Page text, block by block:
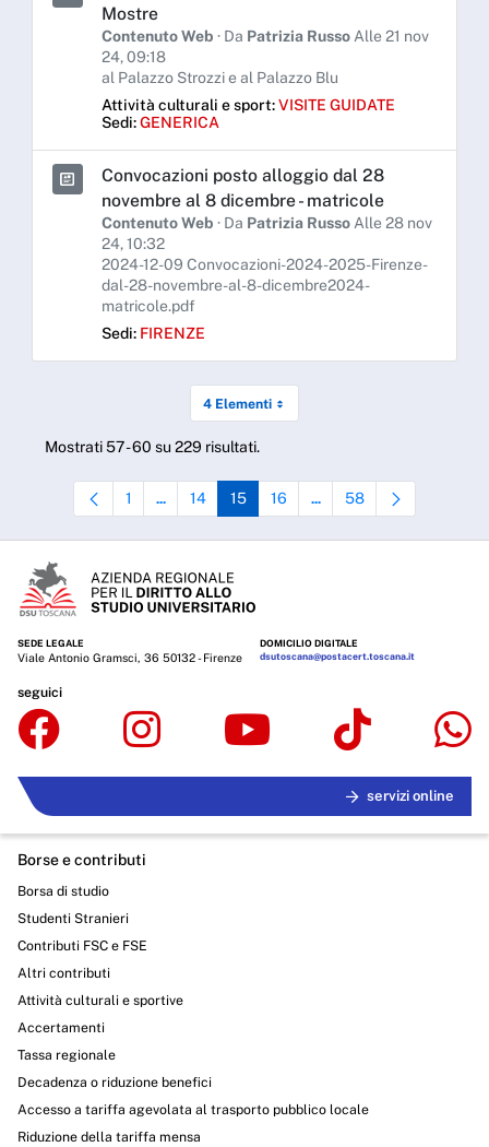
Mostre
Contenuto Web · Da Patrizia Russo Alle 21 nov
24, 09:18
al Palazzo Strozzi e al Palazzo Blu
Attività culturali e sport:VISITE GUIDATE
Sedi:GENERICA
Convocazioni posto alloggio dal 28
novembre al 8 dicembre - matricole
Contenuto Web · Da Patrizia Russo Alle 28 nov
24, 10:32
2024-12-09 Convocazioni-2024-2025-Firenze-
dal-28-novembre-al-8-dicembre2024-
matricole.pdf
Sedi: FIRENZE
4 Elementi
Mostrati 57 - 60 su 229 risultati.
Pagina
1 ...Pagine intermedie Use TAB to navigate.
Pagina
14 Pagina
15 Pagina
16 ...Pagine intermedie Use
Pagina
58
SEDE LEGALE
Viale Antonio Gramsci, 36 50132 - Firenze
DOMICILIO DIGITALE
dsutoscana@postacert.toscana.it
seguici
servizi online
Borse e contributi
Borsa di studio
Studenti Stranieri
Contributi FSC e FSE
Altri contributi
Attività culturali e sportive
Accertamenti
Tassa regionale
Decadenza o riduzione benefici
Accesso a tariffa agevolata al trasporto pubblico locale
Riduzione della tariffa mensa